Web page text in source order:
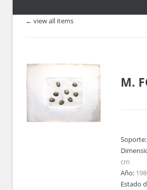
← view all items
M.
Soporte:
cm
Año:
Estado